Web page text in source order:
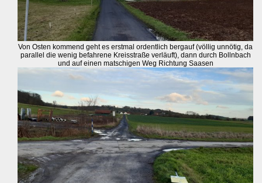
Von Osten kommend geht es erstmal ordentlich bergauf (völlig unnötig, da
parallel die wenig befahrene Kreisstraße verläuft), dann durch Bollnbach
und auf einen matschigen Weg Richtung Saasen